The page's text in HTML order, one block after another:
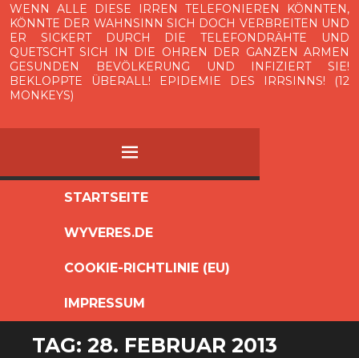
WENN ALLE DIESE IRREN TELEFONIEREN KÖNNTEN,
KÖNNTE DER WAHNSINN SICH DOCH VERBREITEN UND
ER SICKERT DURCH DIE TELEFONDRÄHTE UND
QUETSCHT SICH IN DIE OHREN DER GANZEN ARMEN
GESUNDEN BEVÖLKERUNG UND INFIZIERT SIE!
BEKLOPPTE ÜBERALL! EPIDEMIE DES IRRSINNS! (12
MONKEYS)
MENÜ
SPRINGEN
STARTSEITE
WYVERES.DE
COOKIE-RICHTLINIE (EU)
IMPRESSUM
TAG: 28. FEBRUAR 2013